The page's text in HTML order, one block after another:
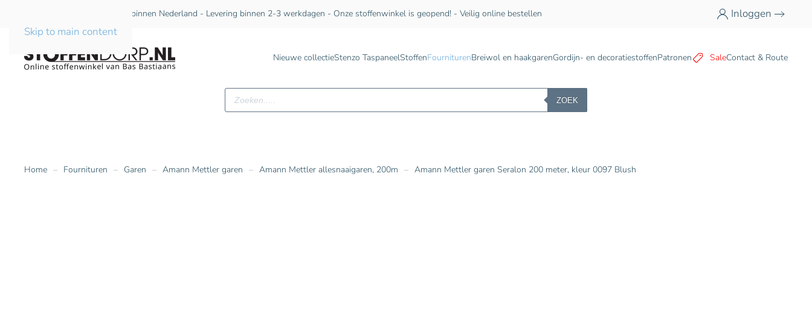
Skip to main content
Gratis verzending vanaf €75 binnen Nederland - Levering binnen 2-3 werkdagen - Onze stoffenwinkel is geopend! - Veilig online bestellen Inloggen
Nieuwe collectieStenzo TaspaneelStoffenFourniturenBreiwol en haakgarenGordijn- en decoratiestoffenPatronen SaleContact & Route
Producten
zoeken
ZOEK
Home Fournituren Garen Amann Mettler garen Amann Mettler allesnaaigaren, 200m Amann Mettler garen Seralon 200 meter, kleur 0097 Blush